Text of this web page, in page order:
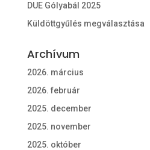
DUE Gólyabál 2025
Küldöttgyűlés megválasztása
Archívum
2026. március
2026. február
2025. december
2025. november
2025. október